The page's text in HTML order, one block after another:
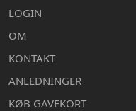
LOGIN
OM
KONTAKT
ANLEDNINGER
KØB GAVEKORT